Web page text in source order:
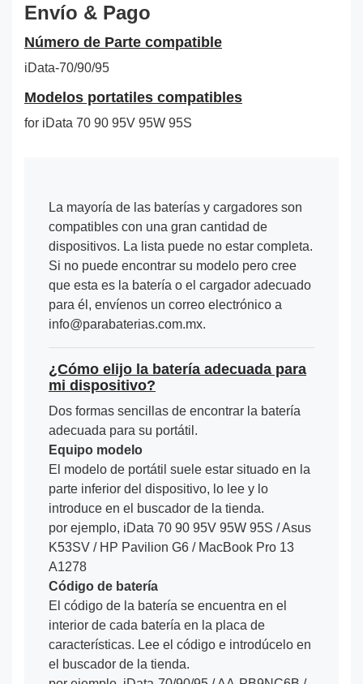
Envío & Pago
Número de Parte compatible
iData-70/90/95
Modelos portatiles compatibles
for iData 70 90 95V 95W 95S
La mayoría de las baterías y cargadores son
compatibles con una gran cantidad de
dispositivos. La lista puede no estar completa.
Si no puede encontrar su modelo pero cree
que esta es la batería o el cargador adecuado
para él, envíenos un correo electrónico a
info@parabaterias.com.mx.
¿Cómo elijo la batería adecuada para
mi dispositivo?
Dos formas sencillas de encontrar la batería
adecuada para su portátil.
Equipo modelo
El modelo de portátil suele estar situado en la
parte inferior del dispositivo, lo lee y lo
introduce en el buscador de la tienda.
por ejemplo, iData 70 90 95V 95W 95S / Asus
K53SV / HP Pavilion G6 / MacBook Pro 13
A1278
Código de batería
El código de la batería se encuentra en el
interior de cada batería en la placa de
características. Lee el código e introdúcelo en
el buscador de la tienda.